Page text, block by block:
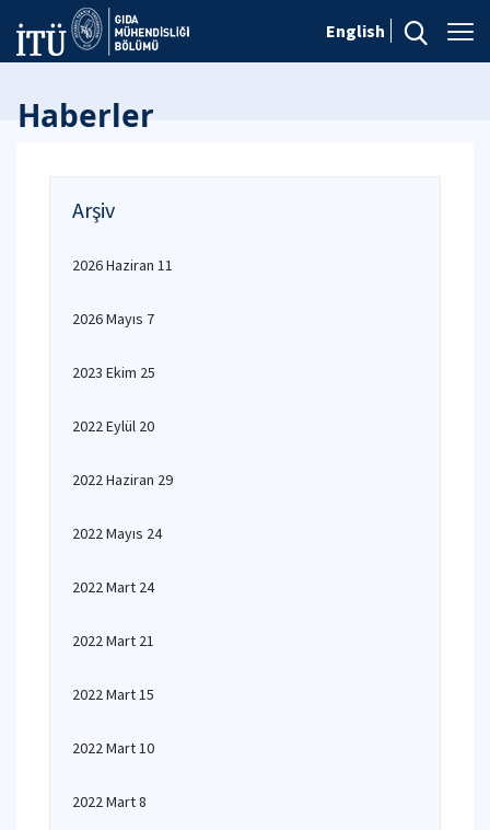
English
Haberler
Arşiv
2026 Haziran 11
2026 Mayıs 7
2023 Ekim 25
2022 Eylül 20
2022 Haziran 29
2022 Mayıs 24
2022 Mart 24
2022 Mart 21
2022 Mart 15
2022 Mart 10
2022 Mart 8